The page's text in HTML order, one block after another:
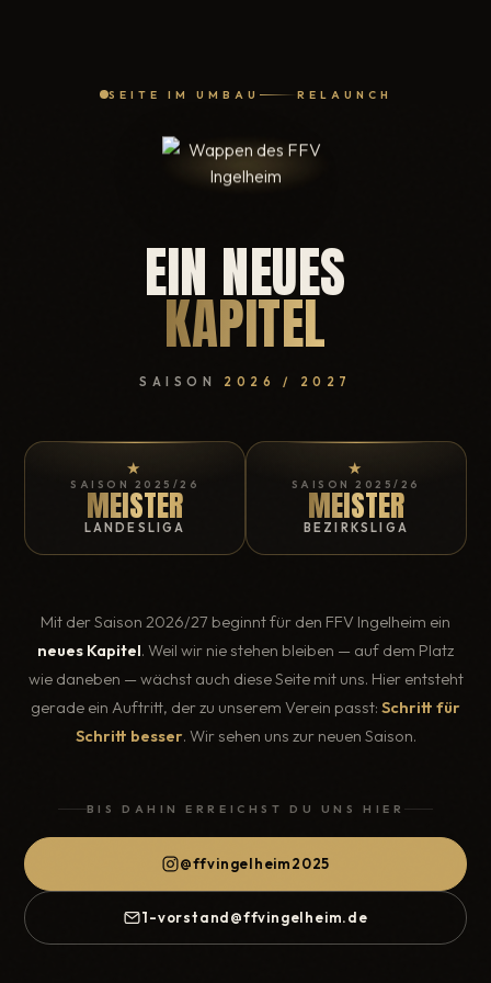
SEITE IM UMBAU RELAUNCH
EIN NEUES
KAPITEL
SAISON 2026 / 2027
★
SAISON 2025/26
MEISTER
LANDESLIGA
★
SAISON 2025/26
MEISTER
BEZIRKSLIGA
Mit der Saison 2026/27 beginnt für den FFV Ingelheim ein
neues Kapitel. Weil wir nie stehen bleiben — auf dem Platz
wie daneben — wächst auch diese Seite mit uns. Hier entsteht
gerade ein Auftritt, der zu unserem Verein passt: Schritt für
Schritt besser. Wir sehen uns zur neuen Saison.
BIS DAHIN ERREICHST DU UNS HIER
@ffvingelheim2025
1-vorstand@ffvingelheim.de